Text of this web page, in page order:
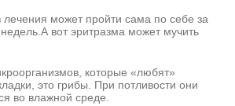
может пройти сама по себе за
вот эритразма может мучить
которые «любят»
это грибы. При потливости они
во влажной среде.